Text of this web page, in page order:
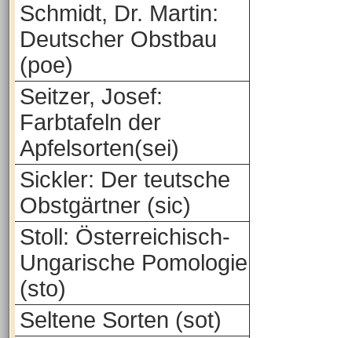
Schmidt, Dr. Martin:
Deutscher Obstbau
(poe)
Seitzer, Josef:
Farbtafeln der
Apfelsorten(sei)
Sickler: Der teutsche
Obstgärtner (sic)
Stoll: Österreichisch-
Ungarische Pomologie
(sto)
Seltene Sorten (sot)